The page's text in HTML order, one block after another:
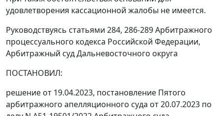
удовлетворения кассационной жалобы не имеется.
Руководствуясь статьями 284, 286-289 Арбитражного
процессуального кодекса Российской Федерации,
Арбитражный суд Дальневосточного округа
ПОСТАНОВИЛ:
решение от 19.04.2023, постановление Пятого
арбитражного апелляционного суда от 20.07.2023 по